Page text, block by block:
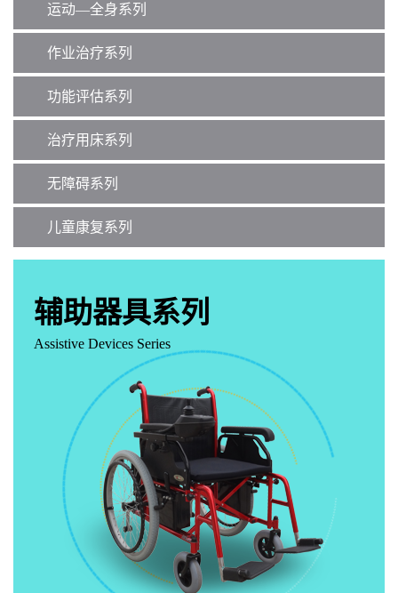
运动—全身系列
作业治疗系列
功能评估系列
治疗用床系列
无障碍系列
儿童康复系列
辅助器具系列
Assistive Devices Series